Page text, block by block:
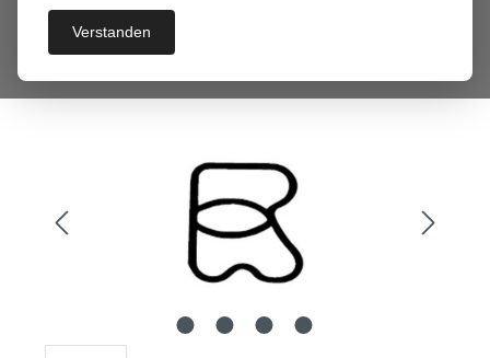
Homer
Verstanden